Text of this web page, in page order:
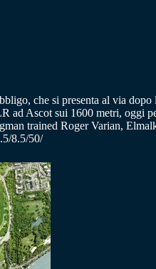
che si presenta al via
ad Ascot sui 1600 metri, oggi
trained Roger Varian,
8.5/50/